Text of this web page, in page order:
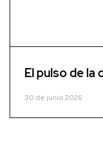
El pulso de la
30 de junio 2026